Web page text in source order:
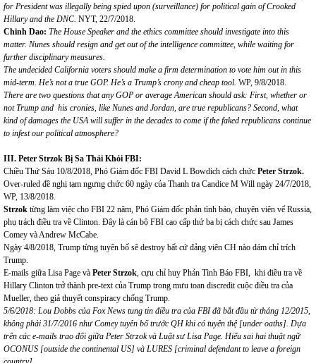
for President was illegally being spied upon (surveillance) for political gain of Crooked
Hillary and the DNC. NYT, 22/7/2018.
Chinh Dao: The House Speaker and the ethics committee should investigate into this
matter. Nunes should resign and get out of the intelligence committee, while waiting for
further disciplinary measures.
The undecided California voters should make a firm determination to vote him out in this
mid-term. He’s not a true GOP. He’s a Trump’s crony and cheap tool. WP, 9/8/2018.
There are two questions that any GOP or average American should ask: First, whether or
not Trump and his cronies, like Nunes and Jordan, are true republicans? Second, what
kind of damages the USA will suffer in the decades to come if the faked republicans continue
to infest our political atmosphere?
III. Peter Strzok Bị Sa Thải Khỏi FBI:
Chiều Thứ Sáu 10/8/2018, Phó Giám đốc FBI David L Bowdich cách chức Peter Strzok.
Over-ruled đề nghị tạm ngưng chức 60 ngày của Thanh tra Candice M Will ngày 24/7/2018,
WP, 13/8/2018.
Strzok từng làm việc cho FBI 22 năm, Phó Giám đốc phản tình báo, chuyên viên vể Russia,
phụ trách điều tra về Clinton. Đây là cán bộ FBI cao cấp thứ ba bị cách chức sau James
Comey và Andrew McCabe.
Ngày 4/8/2018, Trump từng tuyên bố sẽ destroy bất cứ đảng viên CH nào dám chỉ trích
Trump.
E-mails giữa Lisa Page và Peter Strzok , cựu chỉ huy Phản Tình Báo FBI,
khi điều tra về
Hillary Clinton trở thành pre-text của Trump trong mưu toan discredit cuộc điều tra của
Mueller, theo giả thuyết conspiracy chống Trump.
5/6/2018: Lou Dobbs của Fox News tung tin điều tra của FBIđã bắtđầu từtháng 12/2015,
không phải 31/7/2016 nhưComey tuyên bốtrước QH khi có tuyên thệ [under oaths]. Dựa
trên các e-mails trao đổi giữa Peter Strzok và Luật sư Lisa Page. Hiểu sai hai thuật ngữ
OCONUS [outside the continental US] và LURES [criminal defendant to leave a foreign